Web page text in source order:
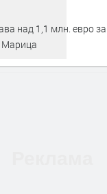
над 1,1 млн. евро
Марица